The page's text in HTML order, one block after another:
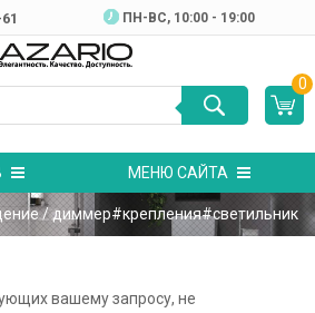
ПН-ВC, 10:00 - 19:00
0
МЕНЮ САЙТА
/ диммер#крепления#светильник
вашему запросу, не